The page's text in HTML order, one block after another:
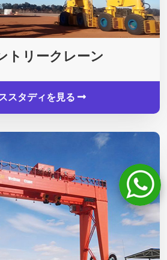
トリークレーン
スタディを見る